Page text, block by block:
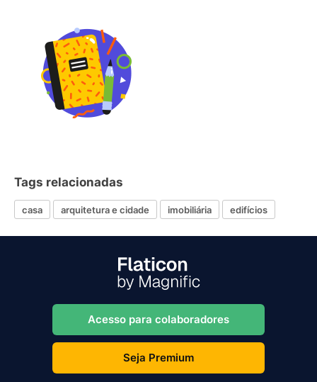
Tags relacionadas
casa arquitetura e cidade imobiliária edifícios
Acesso para colaboradores
Seja Premium